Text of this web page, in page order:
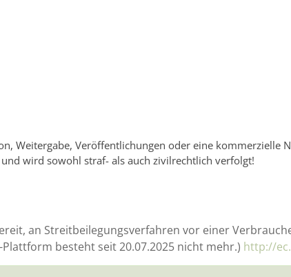
Weitergabe, Veröffentlichungen oder eine kommerzielle
wird sowohl straf- als auch zivilrechtlich verfolgt!
an Streitbeilegungsverfahren vor einer
besteht seit 20.07.2025 nicht mehr.) http://